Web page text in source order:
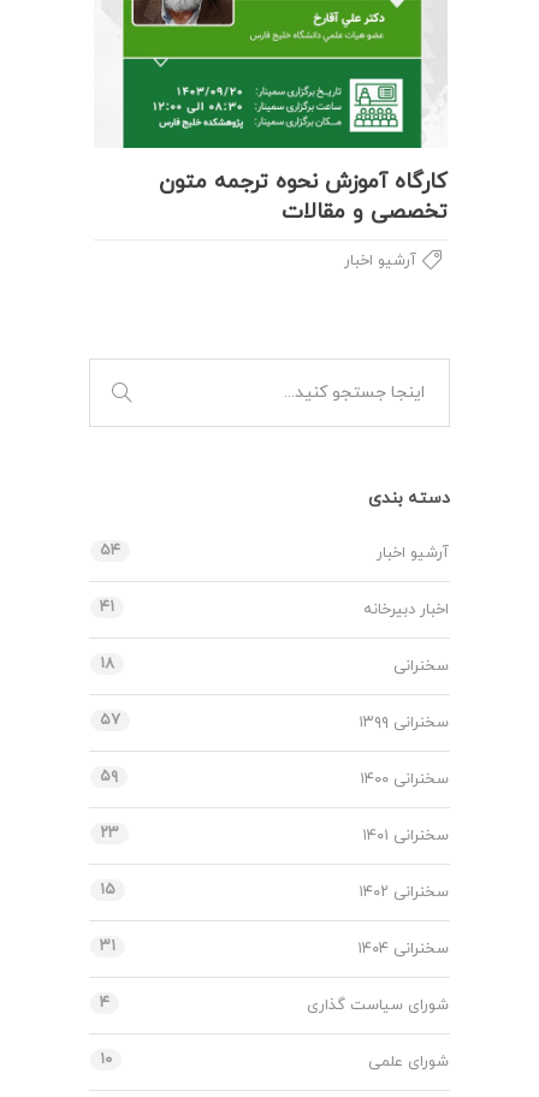
کارگاه آموزش نحوه ترجمه متون
تخصصی و مقالات
آرشیو اخبار
دسته بندی
آرشیو اخبار ۵۴
اخبار دبیرخانه ۴۱
سخنرانی ۱۸
سخنرانی ۱۳۹۹ ۵۷
سخنرانی ۱۴۰۰ ۵۹
سخنرانی ۱۴۰۱ ۲۳
سخنرانی ۱۴۰۲ ۱۵
سخنرانی ۱۴۰۴ ۳۱
شورای سیاست گذاری ۴
شورای علمی ۱۰